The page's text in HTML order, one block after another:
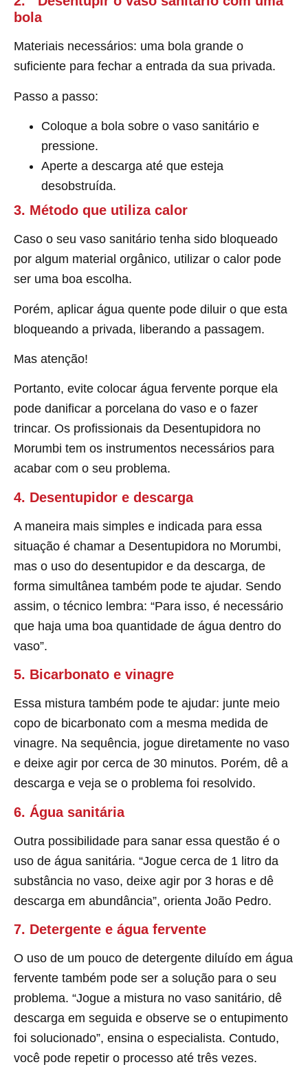
bola
Materiais necessários: uma bola grande o
suficiente para fechar a entrada da sua privada.
Passo a passo:
Coloque a bola sobre o vaso sanitário e
pressione.
Aperte a descarga até que esteja
desobstruída.
3. Método que utiliza calor
Caso o seu vaso sanitário tenha sido bloqueado
por algum material orgânico, utilizar o calor pode
ser uma boa escolha.
Porém, aplicar água quente pode diluir o que esta
bloqueando a privada, liberando a passagem.
Mas atenção!
Portanto, evite colocar água fervente porque ela
pode danificar a porcelana do vaso e o fazer
trincar. Os profissionais da Desentupidora no
Morumbi tem os instrumentos necessários para
acabar com o seu problema.
4. Desentupidor e descarga
A maneira mais simples e indicada para essa
situação é chamar a Desentupidora no Morumbi,
mas o uso do desentupidor e da descarga, de
forma simultânea também pode te ajudar. Sendo
assim, o técnico lembra: “Para isso, é necessário
que haja uma boa quantidade de água dentro do
vaso”.
5. Bicarbonato e vinagre
Essa mistura também pode te ajudar: junte meio
copo de bicarbonato com a mesma medida de
vinagre. Na sequência, jogue diretamente no vaso
e deixe agir por cerca de 30 minutos. Porém, dê a
descarga e veja se o problema foi resolvido.
6. Água sanitária
Outra possibilidade para sanar essa questão é o
uso de água sanitária. “Jogue cerca de 1 litro da
substância no vaso, deixe agir por 3 horas e dê
descarga em abundância”, orienta João Pedro.
7. Detergente e água fervente
O uso de um pouco de detergente diluído em água
fervente também pode ser a solução para o seu
problema. “Jogue a mistura no vaso sanitário, dê
descarga em seguida e observe se o entupimento
foi solucionado”, ensina o especialista. Contudo,
você pode repetir o processo até três vezes.